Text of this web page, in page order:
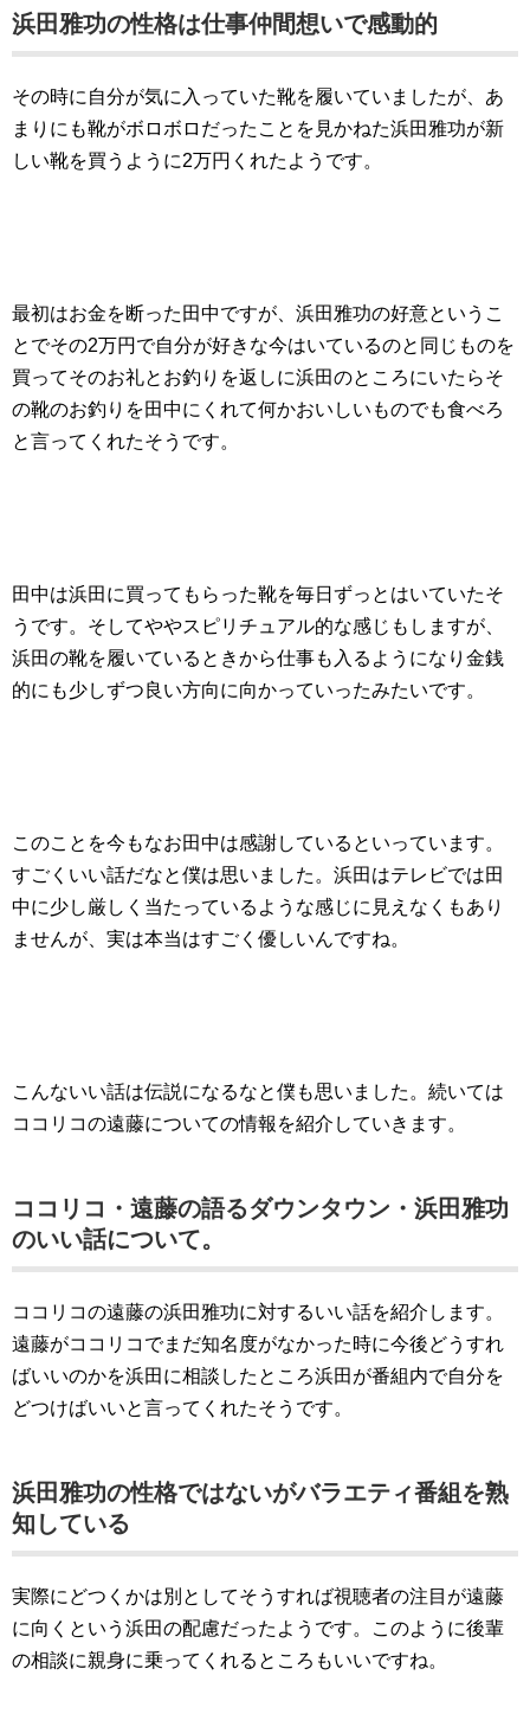
浜田雅功の性格は仕事仲間想いで感動的
その時に自分が気に入っていた靴を履いていましたが、あ
まりにも靴がボロボロだったことを見かねた浜田雅功が新
しい靴を買うように2万円くれたようです。
最初はお金を断った田中ですが、浜田雅功の好意というこ
とでその2万円で自分が好きな今はいているのと同じものを
買ってそのお礼とお釣りを返しに浜田のところにいたらそ
の靴のお釣りを田中にくれて何かおいしいものでも食べろ
と言ってくれたそうです。
田中は浜田に買ってもらった靴を毎日ずっとはいていたそ
うです。そしてややスピリチュアル的な感じもしますが、
浜田の靴を履いているときから仕事も入るようになり金銭
的にも少しずつ良い方向に向かっていったみたいです。
このことを今もなお田中は感謝しているといっています。
すごくいい話だなと僕は思いました。浜田はテレビでは田
中に少し厳しく当たっているような感じに見えなくもあり
ませんが、実は本当はすごく優しいんですね。
こんないい話は伝説になるなと僕も思いました。続いては
ココリコの遠藤についての情報を紹介していきます。
ココリコ・遠藤の語るダウンタウン・浜田雅功
のいい話について。
ココリコの遠藤の浜田雅功に対するいい話を紹介します。
遠藤がココリコでまだ知名度がなかった時に今後どうすれ
ばいいのかを浜田に相談したところ浜田が番組内で自分を
どつけばいいと言ってくれたそうです。
浜田雅功の性格ではないがバラエティ番組を熟
知している
実際にどつくかは別としてそうすれば視聴者の注目が遠藤
に向くという浜田の配慮だったようです。このように後輩
の相談に親身に乗ってくれるところもいいですね。